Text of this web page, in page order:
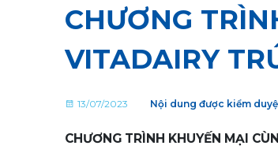
CHƯƠNG
VITADAIRY
13/07/2023 Nội dung được kiểm
CHƯƠNG TRÌNH KHUYẾN MẠI